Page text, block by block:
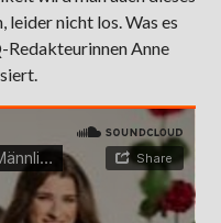
leider nicht los. Was es
Redakteurinnen Anne